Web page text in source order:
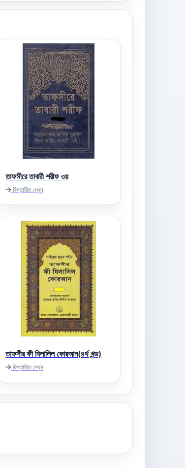
তাফসীরে তাবারী শরীফ ৩য়
বিস্তারিত দেখুন
তাফসীর ফী যিলালিল কোরআন(৪র্থ খন্ড)
বিস্তারিত দেখুন